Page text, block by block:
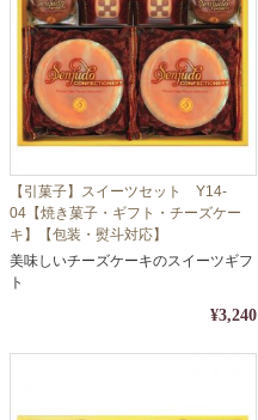
【引菓子】スイーツセット Y14-
04【焼き菓子・ギフト・チーズケー
キ】【包装・熨斗対応】
美味しいチーズケーキのスイーツギフ
ト
¥3,240